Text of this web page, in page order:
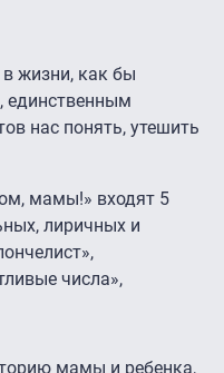
жизни, как бы
единственным
нас понять, утешить
мамы!» входят 5
лиричных и
числа»,
мамы и ребенка,